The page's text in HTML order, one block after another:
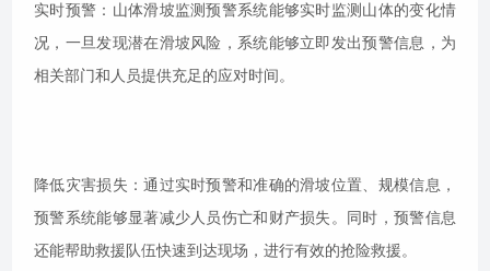
实时预警：山体滑坡监测预警系统能够实时监测山体的变化情
况，一旦发现潜在滑坡风险，系统能够立即发出预警信息，为
相关部门和人员提供充足的应对时间。
降低灾害损失：通过实时预警和准确的滑坡位置、规模信息，
预警系统能够显著减少人员伤亡和财产损失。同时，预警信息
还能帮助救援队伍快速到达现场，进行有效的抢险救援。